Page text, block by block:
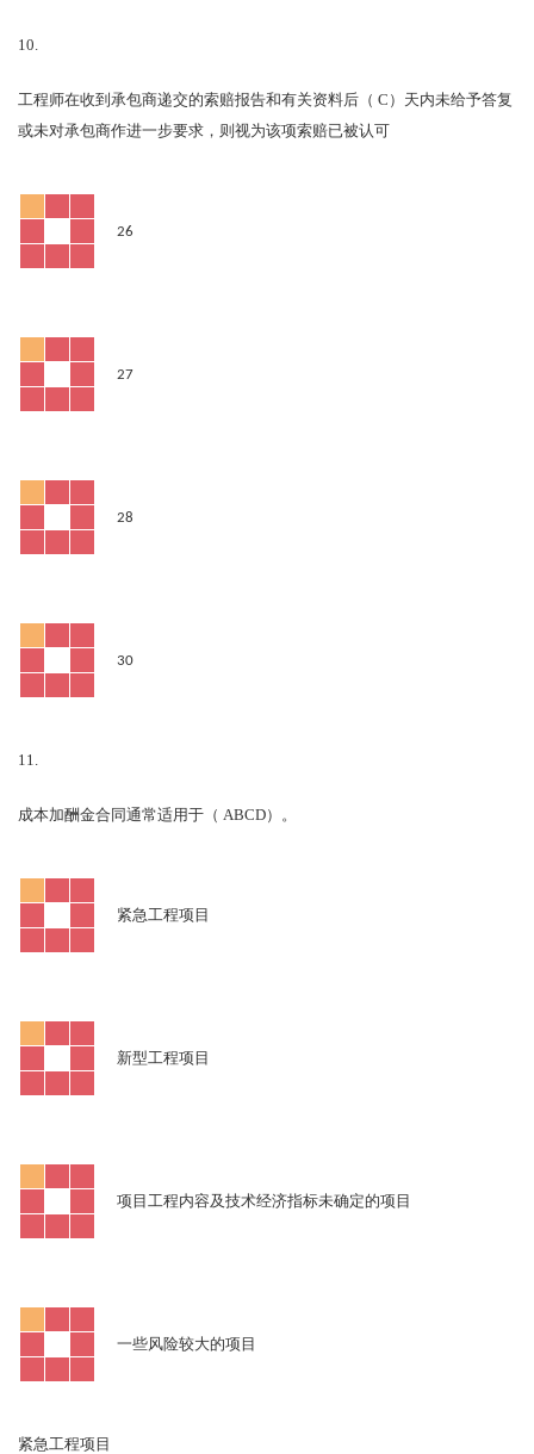
10.
工程师在收到承包商递交的索赔报告和有关资料后（ C ）天内未给予答复
或未对承包商作进一步要求，则视为该项索赔已被认可
26
27
28
30
11.
成本加酬金合同通常适用于（ ABCD）。
紧急工程项目
新型工程项目
项目工程内容及技术经济指标未确定的项目
一些风险较大的项目
紧急工程项目